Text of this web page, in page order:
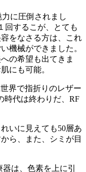
に圧倒されまし
回するこが、とても
をなさる方は、これ
機械ができました。
の希望も出てきま
にも可能。
界で指折りのレザー
時代は終わりだ、RF
いに見えても50層あ
ら、また、シミが目
は、色素を上に引